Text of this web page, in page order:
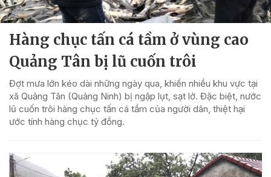
Hàng chục tấn cá tầm ở vùng cao
Quảng Tân bị lũ cuốn trôi
Đợt mưa lớn kéo dài những ngày qua, khiến nhiều khu vực tại
xã Quảng Tân (Quảng Ninh) bị ngập lụt, sạt lở. Đặc biệt, nước
lũ cuốn trôi hàng chục tấn cá tầm của người dân, thiệt hại
ước tính hàng chục tỷ đồng.